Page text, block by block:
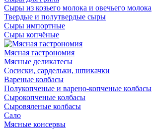
Сыры из козьего молока и овечьего молока
Твердые и полутвердые сыры
Сыры импортные
Сыры копчёные
Мясная гастрономия
Мясные деликатесы
Сосиски, сардельки, шпикачки
Вареные колбасы
Полукопченые и варено-копченые колбасы
Сырокопченые колбасы
Сыровяленые колбасы
Сало
Мясные консервы